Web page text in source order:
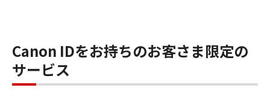
Canon IDをお持ちのお客さま限定の
サービス